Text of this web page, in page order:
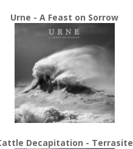
Urne - A Feast on Sorrow
Decapitation - Terrasite